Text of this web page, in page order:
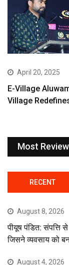
April 20, 2025
E-Village
Village
Most
RECENT
August 8, 2026
पीयूष पंडित: संपत्ति
जिसने व्यवसाय को
August 4, 2026